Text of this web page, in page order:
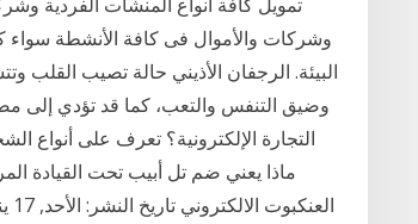
وشركات والأموال فى كافة الأنشطة سواء
البيئة. الرجفان الأذيني حالة تصيب
وضيق التنفس والتعب، كما قد تؤدي إلى
التجارة الإلكترونية؟ تعرف على أنواع